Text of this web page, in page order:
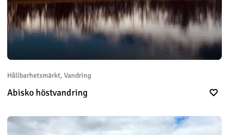
Hållbarhetsmärkt, Vandring
Abisko höstvandring